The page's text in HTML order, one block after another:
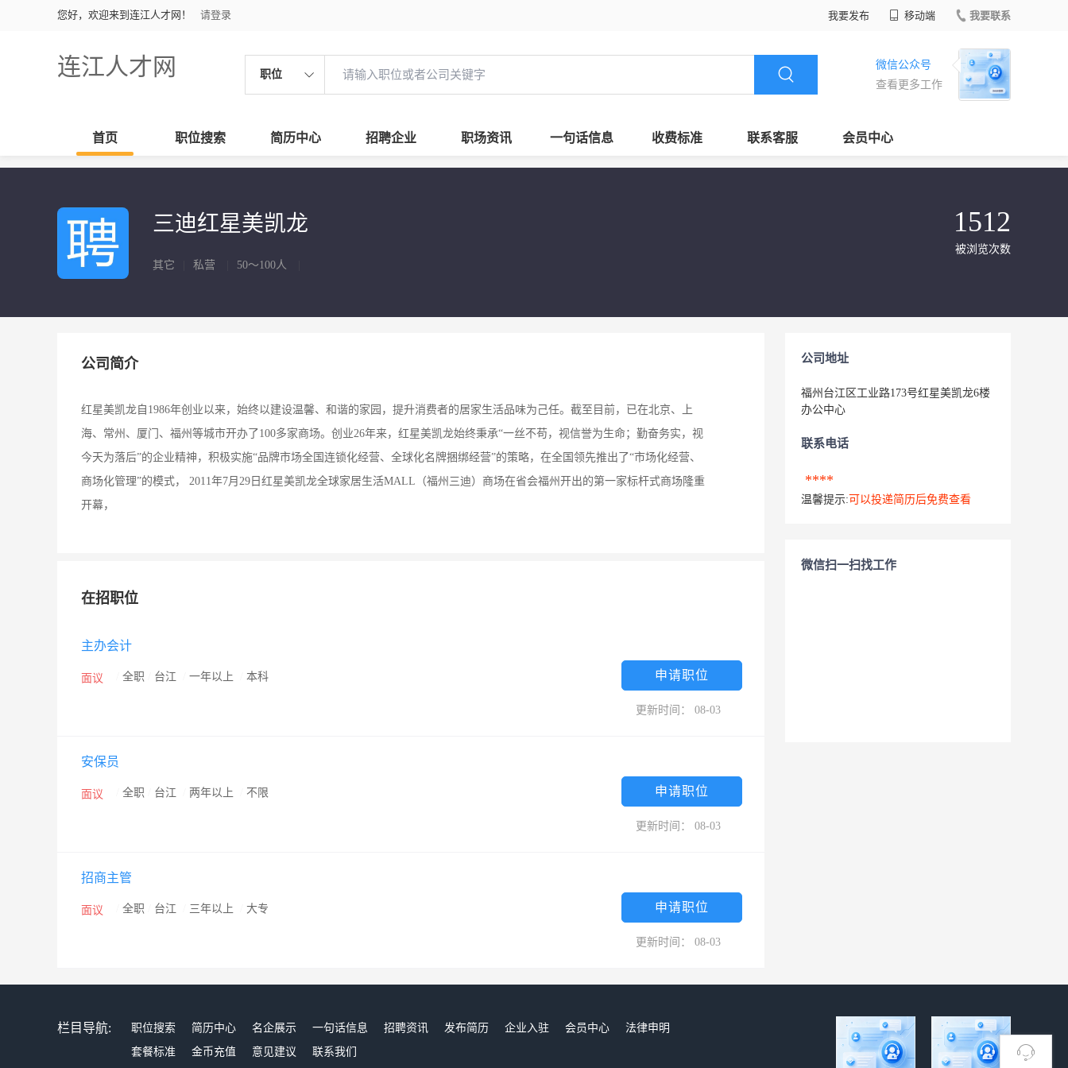
您好，欢迎来到连江人才网！ 请登录 我要发布 移动端 我要联系
连江人才网 职位
微信公众号
查看更多工作
首页 职位搜索 简历中心 招聘企业 职场资讯 一句话信息 收费标准 联系客服 会员中心
三迪红星美凯龙
其它 私营 50～100人
1512
被浏览次数
公司简介
红星美凯龙自1986年创业以来，始终以建设温馨、和谐的家园，提升消费者的居家生活品味为己任。截至目前，已在北京、上
海、常州、厦门、福州等城市开办了100多家商场。创业26年来，红星美凯龙始终秉承“一丝不苟，视信誉为生命；勤奋务实，视
今天为落后”的企业精神，积极实施“品牌市场全国连锁化经营、全球化名牌捆绑经营”的策略，在全国领先推出了“市场化经营、
商场化管理”的模式， 2011年7月29日红星美凯龙全球家居生活MALL（福州三迪）商场在省会福州开出的第一家标杆式商场隆重
开幕，
在招职位
主办会计
面议 全职 台江 一年以上 本科 申请职位
更新时间： 08-03
安保员
面议 全职 台江 两年以上 不限 申请职位
更新时间： 08-03
招商主管
面议 全职 台江 三年以上 大专 申请职位
更新时间： 08-03
公司地址
福州台江区工业路173号红星美凯龙6楼
办公中心
联系电话
****
温馨提示: 可以投递简历后免费查看
微信扫一扫找工作
栏目导航: 职位搜索 简历中心 名企展示 一句话信息 招聘资讯 发布简历 企业入驻 会员中心
法律申明
套餐标准
金币充值 意见建议 联系我们